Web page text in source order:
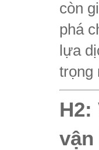
còn
phá
lựa
trọng